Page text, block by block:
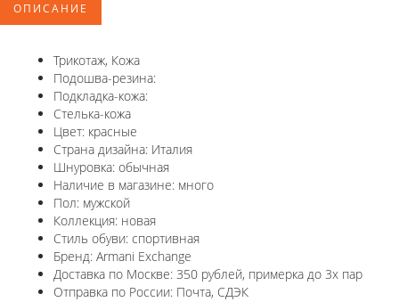
ОПИСАНИЕ
Трикотаж, Кожа
Подошва-резина:
Подкладка-кожа:
Стелька-кожа
Цвет: красные
Страна дизайна: Италия
Шнуровка: обычная
Наличие в магазине: много
Пол: мужской
Коллекция: новая
Стиль обуви: спортивная
Бренд: Armani Exchange
Доставка по Москве: 350 рублей, примерка до 3х пар
Отправка по России: Почта, СДЭК